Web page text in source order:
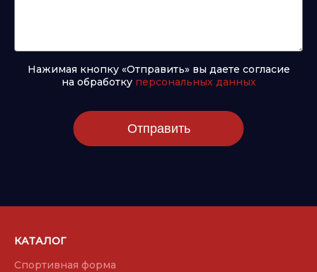
Нажимая кнопку «Отправить» вы даете согласие
на обработку персональных данных
Отправить
КАТАЛОГ
Спортивная форма